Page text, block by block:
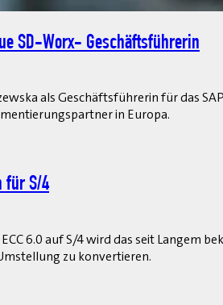
SD-Worx- Geschäftsführerin
als Geschäftsführerin für das
in Europa.
für S/4
6.0 auf S/4 wird das seit Langem
zu konvertieren.